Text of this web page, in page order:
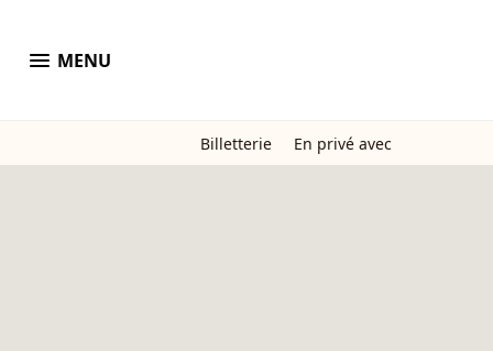
menu MENU
Billetterie En privé avec